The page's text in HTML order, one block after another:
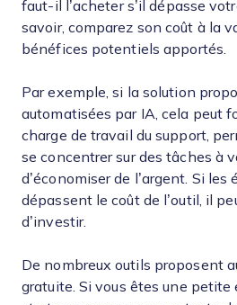
faut-il l’acheter s’il dépasse
savoir, comparez son coût à la
bénéfices potentiels apportés.
Par exemple, si la solution
automatisées par IA, cela peut
charge de travail du support,
se concentrer sur des tâches à
d’économiser de l’argent. Si
dépassent le coût de l’outil, il
d’investir.
De nombreux outils proposent
gratuite. Si vous êtes une petite